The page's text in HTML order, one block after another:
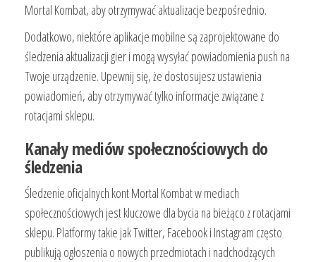
Mortal Kombat, aby otrzymywać aktualizacje bezpośrednio.
Dodatkowo, niektóre aplikacje mobilne są zaprojektowane do
śledzenia aktualizacji gier i mogą wysyłać powiadomienia push na
Twoje urządzenie. Upewnij się, że dostosujesz ustawienia
powiadomień, aby otrzymywać tylko informacje związane z
rotacjami sklepu.
Kanały mediów społecznościowych do
śledzenia
Śledzenie oficjalnych kont Mortal Kombat w mediach
społecznościowych jest kluczowe dla bycia na bieżąco z rotacjami
sklepu. Platformy takie jak Twitter, Facebook i Instagram często
publikują ogłoszenia o nowych przedmiotach i nadchodzących